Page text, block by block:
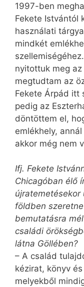
1997-ben
Fekete Istvántól
használati
mindkét
nyitottuk meg
megtudtam az
Fekete Árpád itt
pedig az
döntöttem el,
emlékhely,
akkor még nem
Ifj. Fekete
Chicagóban élő
újratemetésekor
földben
bemutatásra
családi
látna Göllében?
– A család
kézirat, könyv
melyekből